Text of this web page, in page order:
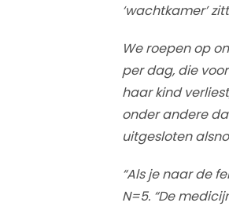
‘wachtkamer’
We roepen op
per dag, die
haar kind
onder andere
uitgesloten
“Als je naar de
N=5. “De